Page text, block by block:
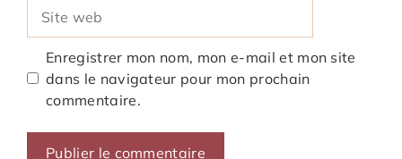
web
Enregistrer mon nom, mon e-mail et mon site
dans le navigateur pour mon prochain
commentaire.